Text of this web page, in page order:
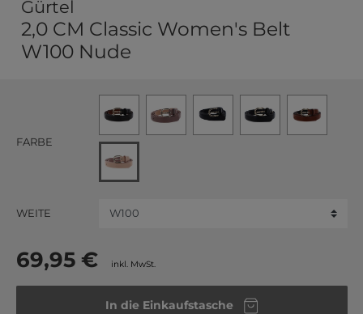
Gürtel
2,0 CM Classic Women's Belt
W100 Nude
FARBE
WEITE
69,95 € inkl. MwSt.
In die Einkaufstasche